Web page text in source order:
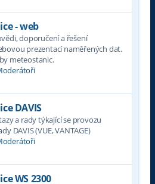
- web
doporučení a řešení
prezentací naměřených dat.
meteostanic.
DAVIS
a rady týkající se provozu
DAVIS (VUE, VANTAGE)
WS 2300